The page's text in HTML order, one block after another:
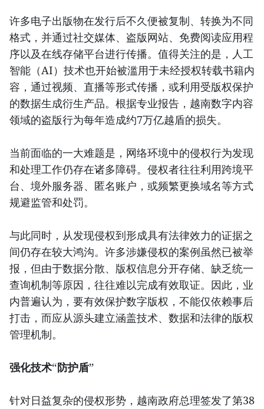
许多电子出版物在发行后不久便被复制、转换为不同
格式，并通过社交媒体、盗版网站、免费阅读应用程
序以及在线存储平台进行传播。值得关注的是，人工
智能（AI）技术也开始被滥用于未经授权转载书籍内
容，通过视频、直播等形式传播，或利用受版权保护
的数据生成衍生产品。根据专业报告，越南数字内容
领域的盗版行为每年造成约7万亿越盾的损失。
当前面临的一大难题是，网络环境中的侵权行为发现
和处理工作仍存在诸多障碍。侵权者往往利用跨境平
台、境外服务器、匿名账户，或频繁更换域名等方式
规避监管和处罚。
与此同时，从发现侵权到形成具有法律效力的证据之
间仍存在较大鸿沟。许多涉嫌侵权的案例虽然已被举
报，但由于数据分散、版权信息分开存储、缺乏统一
查询机制等原因，往往难以完成有效取证。因此，业
内普遍认为，要有效保护数字版权，不能仅依赖事后
打击，而应从源头建立涵盖技术、数据和法律的版权
管理机制。
强化技术“防护盾”
针对日益复杂的侵权形势，越南政府总理签发了第38